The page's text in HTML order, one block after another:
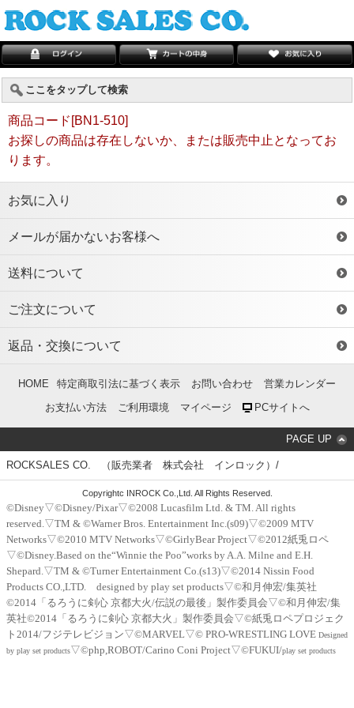
ここをタップして検索
商品コード[BN1-510]
お探しの商品は存在しないか、または販売中止となってお
ります。
お気に入り
メールが届かないお客様へ
送料について
ご注文について
返品・交換について
HOME 特定商取引法に基づく表示 お問い合わせ
営業カレンダー
お支払い方法
ご利用環境 マイページ PCサイトへ
PAGE UP
ROCKSALES CO. （販売業者 株式会社 インロック）/
Copyrightc INROCK Co.,Ltd. All Rights Reserved.
©Disney▽©Disney/Pixar▽©2008 Lucasfilm Ltd. & TM. All rights
reserved.▽TM & ©Warner Bros. Entertainment Inc.(s09)▽©2009 MTV
Networks▽©2010 MTV Networks▽©GirlyBear Project▽©2012紙兎ロペ
▽©Disney.Based on the“Winnie the Poo”works by A.A. Milne and E.H.
Shepard.▽TM & ©Turner Entertainment Co.(s13)▽©2014 Nissin Food
Products CO.,LTD. designed by play set products▽©和月伸宏/集英社
©2014「るろうに剣心 京都大火/伝説の最後」製作委員会▽©和月伸宏/集
英社©2014「るろうに剣心 京都大火」製作委員会▽©紙兎ロペプロジェク
ト2014/フジテレビジョン▽©MARVEL▽© PRO-WRESTLING LOVE Designed
by play set products▽©php,ROBOT/Carino Coni Project▽©FUKUI/play set products